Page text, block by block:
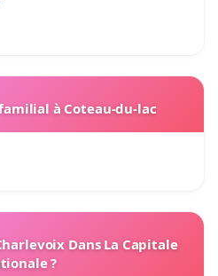
à Coteau-du-lac
Dans La Capitale
?